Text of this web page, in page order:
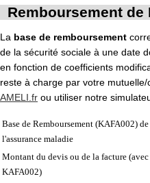
Remboursement de
La base de remboursement
de la sécurité sociale à une date
en fonction de coefficients
reste à charge par votre mutuelle/
AMELI.fr ou utiliser notre
Base de Remboursement (KAFA002) de
l'assurance maladie
Montant du devis ou de la facture (avec
KAFA002)